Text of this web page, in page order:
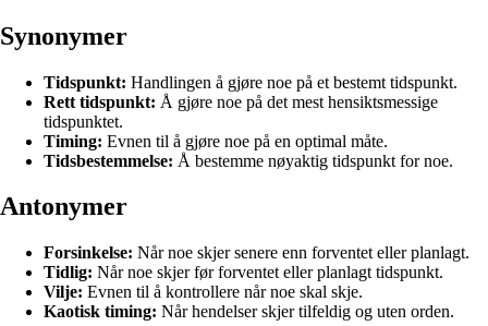
Synonymer
Tidspunkt: Handlingen å gjøre noe på et bestemt tidspunkt.
Rett tidspunkt: Å gjøre noe på det mest hensiktsmessige
tidspunktet.
Timing: Evnen til å gjøre noe på en optimal måte.
Tidsbestemmelse: Å bestemme nøyaktig tidspunkt for noe.
Antonymer
Forsinkelse: Når noe skjer senere enn forventet eller planlagt.
Tidlig: Når noe skjer før forventet eller planlagt tidspunkt.
Vilje: Evnen til å kontrollere når noe skal skje.
Kaotisk timing: Når hendelser skjer tilfeldig og uten orden.